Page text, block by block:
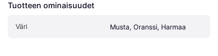
Tuotteen ominaisuudet
Väri Musta, Oranssi, Harmaa